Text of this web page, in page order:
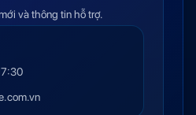
và thông tin hỗ trợ.